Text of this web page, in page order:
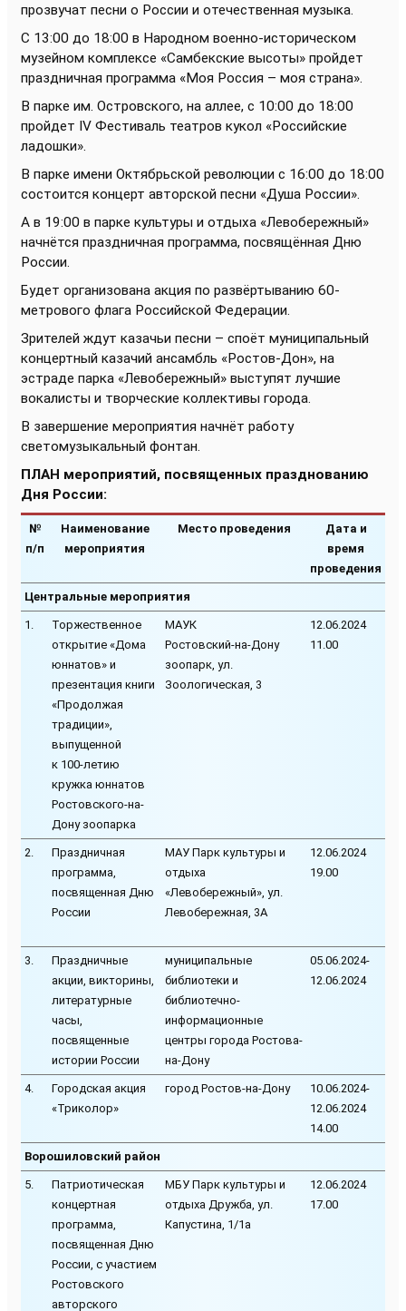
прозвучат песни о России и отечественная музыка.
С 13:00 до 18:00 в Народном военно-историческом
музейном комплексе «Самбекские высоты» пройдет
праздничная программа «Моя Россия – моя страна».
В парке им. Островского, на аллее, с 10:00 до 18:00
пройдет IV Фестиваль театров кукол «Российские
ладошки».
В парке имени Октябрьской революции с 16:00 до 18:00
состоится концерт авторской песни «Душа России».
А в 19:00 в парке культуры и отдыха «Левобережный»
начнётся праздничная программа, посвящённая Дню
России.
Будет организована акция по развёртыванию 60-
метрового флага Российской Федерации.
Зрителей ждут казачьи песни – споёт муниципальный
концертный казачий ансамбль «Ростов-Дон», на
эстраде парка «Левобережный» выступят лучшие
вокалисты и творческие коллективы города.
В завершение мероприятия начнёт работу
светомузыкальный фонтан.
ПЛАН мероприятий, посвященных празднованию
Дня России:
№
п/п
Наименование
мероприятия
Место проведения
Дата и
время
проведения
Центральные мероприятия
1.
Торжественное
открытие «Дома
юннатов» и
презентация книги
«Продолжая
традиции»,
выпущенной
к 100-летию
кружка юннатов
Ростовского-на-
Дону зоопарка
МАУК
Ростовский-на-Дону
зоопарк, ул.
Зоологическая, 3
12.06.2024
11.00
2.
Праздничная
программа,
посвященная Дню
России
МАУ Парк культуры и
отдыха
«Левобережный», ул.
Левобережная, 3А
12.06.2024
19.00
3.
Праздничные
акции, викторины,
литературные
часы,
посвященные
истории России
муниципальные
библиотеки и
библиотечно-
информационные
центры города Ростова-
на-Дону
05.06.2024-
12.06.2024
4.
Городская акция
«Триколор»
город Ростов-на-Дону
10.06.2024-
12.06.2024
14.00
Ворошиловский район
5.
Патриотическая
концертная
программа,
посвященная Дню
России, с участием
Ростовского
авторского
МБУ Парк культуры и
отдыха Дружба, ул.
Капустина, 1/1а
12.06.2024
17.00